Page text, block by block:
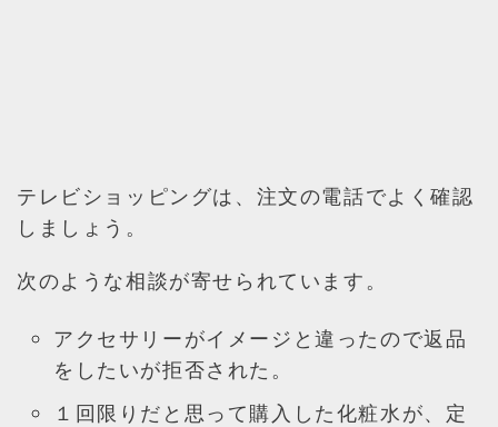
テレビショッピングは、注文の電話でよく確認
しましょう。
次のような相談が寄せられています。
アクセサリーがイメージと違ったので返品
をしたいが拒否された。
１回限りだと思って購入した化粧水が、定